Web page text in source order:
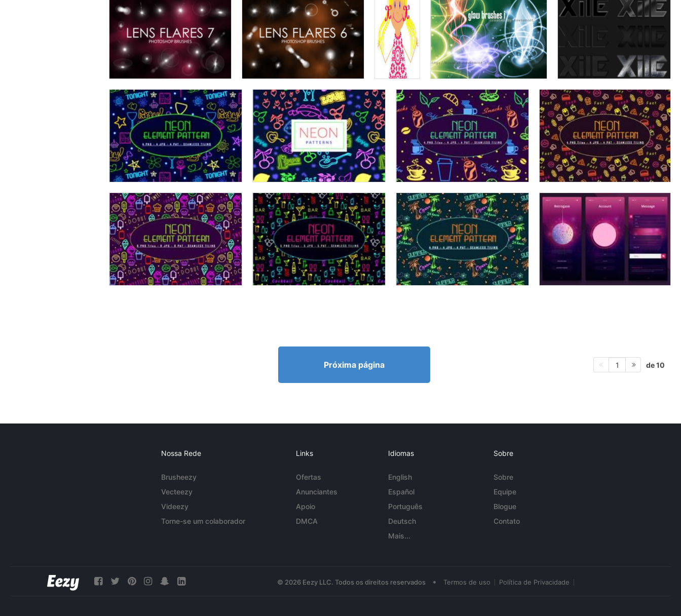
Próxima página 1 de 10
Nossa Rede
Brusheezy
Vecteezy
Videezy
Torne-se um colaborador
Links
Ofertas
Anunciantes
Apoio
DMCA
Idiomas
English
Español
Português
Deutsch
Mais...
Sobre
Sobre
Equipe
Blogue
Contato
© 2026 Eezy LLC. Todos os direitos reservados • Termos de uso Política de Privacidade